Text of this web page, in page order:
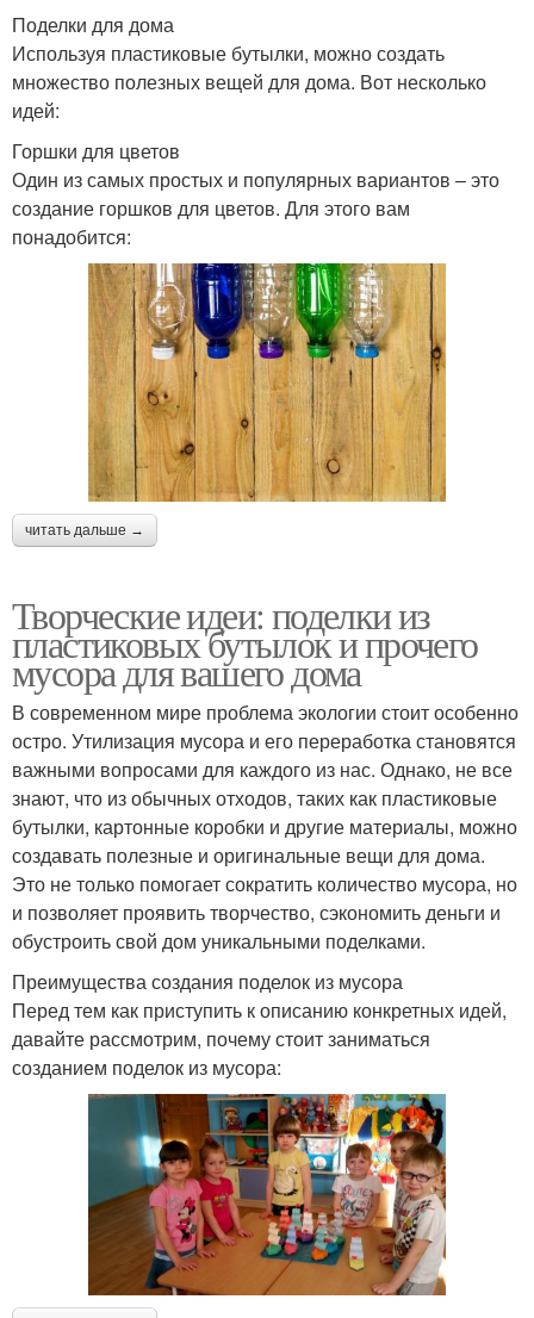
Поделки для дома
Используя пластиковые бутылки, можно создать
множество полезных вещей для дома. Вот несколько
идей:
Горшки для цветов
Один из самых простых и популярных вариантов – это
создание горшков для цветов. Для этого вам
понадобится:
читать дальше →
Творческие идеи: поделки из
пластиковых бутылок и прочего
мусора для вашего дома
В современном мире проблема экологии стоит особенно
остро. Утилизация мусора и его переработка становятся
важными вопросами для каждого из нас. Однако, не все
знают, что из обычных отходов, таких как пластиковые
бутылки, картонные коробки и другие материалы, можно
создавать полезные и оригинальные вещи для дома.
Это не только помогает сократить количество мусора, но
и позволяет проявить творчество, сэкономить деньги и
обустроить свой дом уникальными поделками.
Преимущества создания поделок из мусора
Перед тем как приступить к описанию конкретных идей,
давайте рассмотрим, почему стоит заниматься
созданием поделок из мусора: